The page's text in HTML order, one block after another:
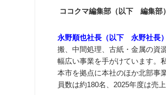
ココクマ編集部（以下 編集部
永野順也社長（以下 永野社長）
搬、中間処理、古紙・金属の資
幅広い事業を手がけています。
本市を拠点に本社のほか北部事
員数は約180名、2025年度は売